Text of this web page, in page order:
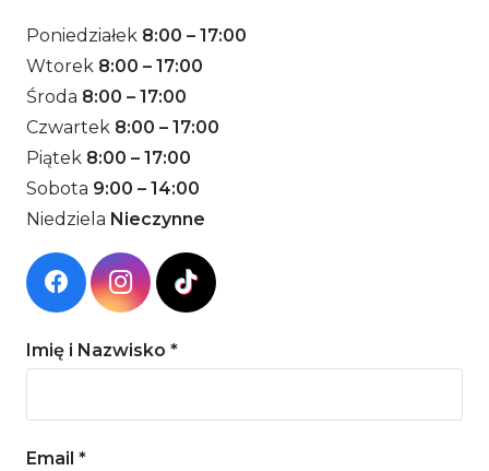
Poniedziałek 8:00 – 17:00
Wtorek 8:00 – 17:00
Środa 8:00 – 17:00
Czwartek 8:00 – 17:00
Piątek 8:00 – 17:00
Sobota 9:00 – 14:00
Niedziela Nieczynne
Imię i Nazwisko *
Email *